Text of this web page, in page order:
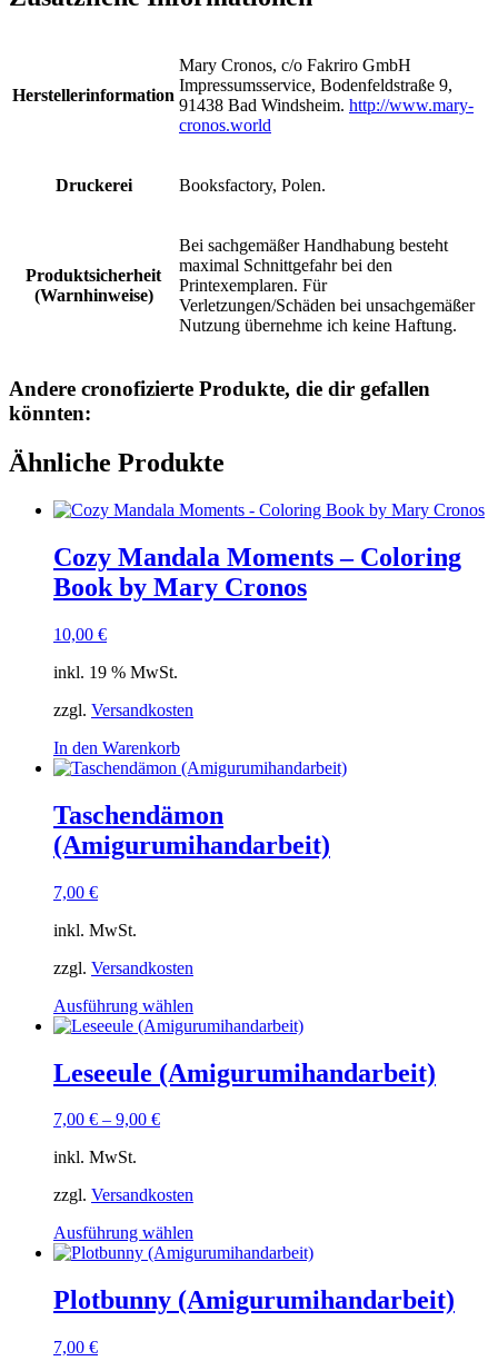
Herstellerinformation
Mary Cronos, c/o Fakriro GmbH
Impressumsservice, Bodenfeldstraße 9,
91438 Bad Windsheim. http://www.mary-
cronos.world
Druckerei Booksfactory, Polen.
Produktsicherheit
(Warnhinweise)
Bei sachgemäßer Handhabung besteht
maximal Schnittgefahr bei den
Printexemplaren. Für
Verletzungen/Schäden bei unsachgemäßer
Nutzung übernehme ich keine Haftung.
Andere cronofizierte Produkte, die dir gefallen
könnten:
Ähnliche Produkte
Cozy Mandala Moments – Coloring
Book by Mary Cronos
10,00 €
inkl. 19 % MwSt.
zzgl. Versandkosten
In den Warenkorb
Taschendämon
(Amigurumihandarbeit)
7,00 €
inkl. MwSt.
zzgl. Versandkosten
Ausführung wählen
Produkt
mehrere
Varianten
der
gewählt
werden
Leseeule (Amigurumihandarbeit)
7,00 € – 9,00 €
inkl. MwSt.
zzgl. Versandkosten
Ausführung wählen
Produkt
mehrere
Varianten
Plotbunny (Amigurumihandarbeit)
7,00 €